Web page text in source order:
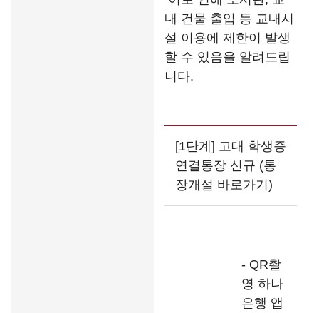
내 건물 출입 등 교내시
설 이용에 제한이 발생
할 수 있음을 알려드립
니다.
[1단계] 고대 학생증
연결통장 신규 (통
장개설 바로가기)
- QR촬
영 하나
은행 앱